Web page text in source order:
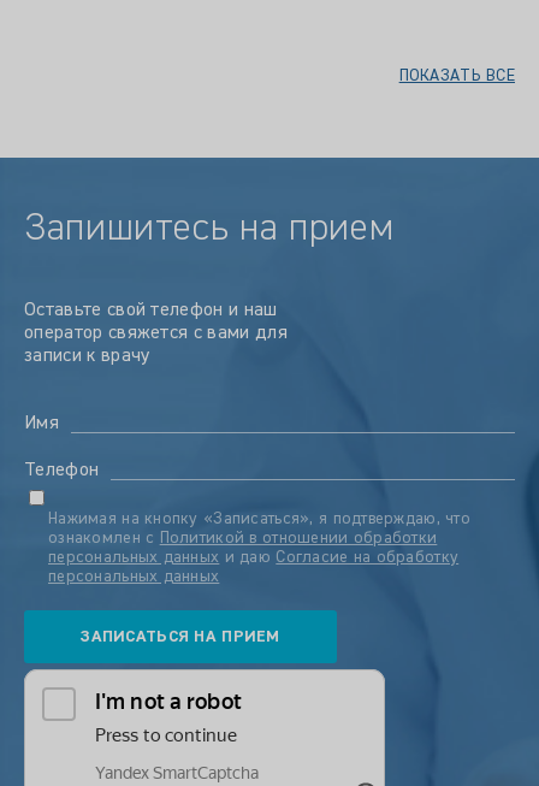
ПОКАЗАТЬ ВСЕ
Запишитесь на прием
Оставьте свой телефон и наш
оператор свяжется с вами для
записи к врачу
Имя
Телефон
Нажимая на кнопку «Записаться», я подтверждаю, что
ознакомлен с Политикой в отношении обработки
персональных данных и даю Согласие на обработку
персональных данных